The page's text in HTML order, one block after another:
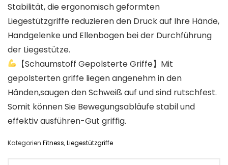
Stabilität, die ergonomisch geformten
Liegestützgriffe reduzieren den Druck auf Ihre Hände,
Handgelenke und Ellenbogen bei der Durchführung
der Liegestütze.
【Schaumstoff Gepolsterte Griffe】Mit
gepolsterten griffe liegen angenehm in den
Händen,saugen den Schweiß auf und sind rutschfest.
Somit können Sie Bewegungsabläufe stabil und
effektiv ausführen-Gut griffig.
Kategorien Fitness,Liegestützgriffe